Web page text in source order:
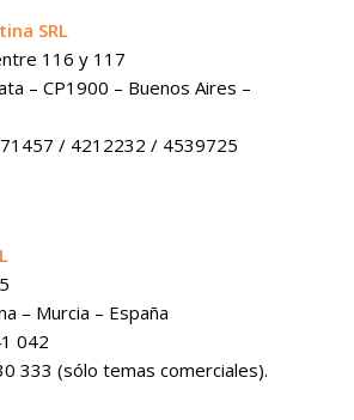
SRL
116 y 117
– CP1900 – Buenos Aires –
/ 4212232 / 4539725
– Murcia – España
042
333 (sólo temas comerciales).